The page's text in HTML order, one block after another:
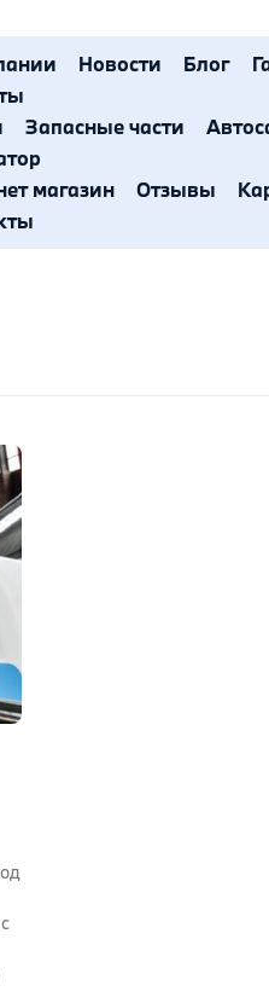
Новости Блог
Запасные части
магазин
Отзывы